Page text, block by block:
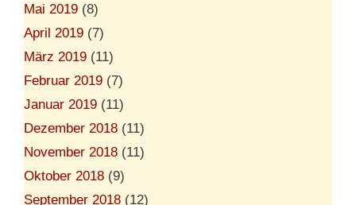
Mai 2019 (8)
April 2019 (7)
März 2019 (11)
Februar 2019 (7)
Januar 2019 (11)
Dezember 2018 (11)
November 2018 (11)
Oktober 2018 (9)
September 2018 (12)